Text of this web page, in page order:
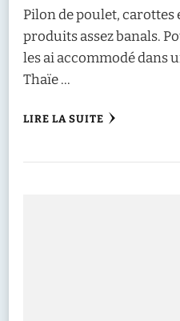
Pilon de poulet, carottes
produits assez banals.
les ai accommodé dans
Thaïe …
LIRE LA SUITE